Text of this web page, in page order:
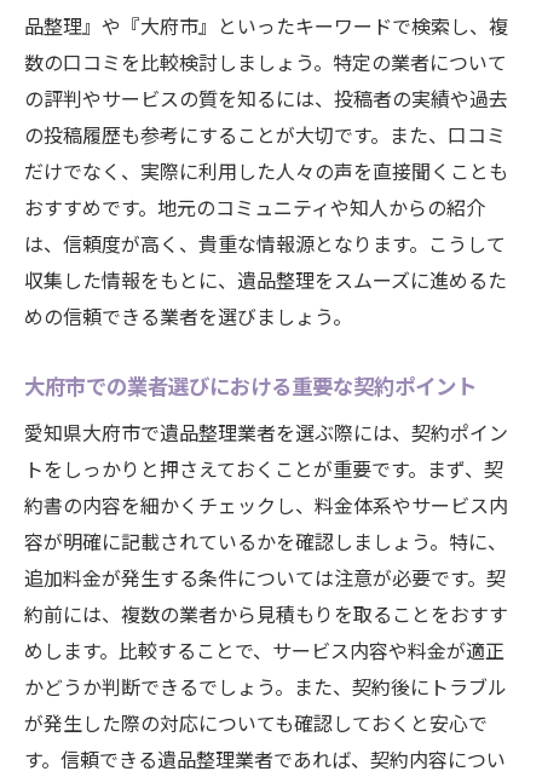
品整理』や『大府市』といったキーワードで検索し、複
数の口コミを比較検討しましょう。特定の業者について
の評判やサービスの質を知るには、投稿者の実績や過去
の投稿履歴も参考にすることが大切です。また、口コミ
だけでなく、実際に利用した人々の声を直接聞くことも
おすすめです。地元のコミュニティや知人からの紹介
は、信頼度が高く、貴重な情報源となります。こうして
収集した情報をもとに、遺品整理をスムーズに進めるた
めの信頼できる業者を選びましょう。
大府市での業者選びにおける重要な契約ポイント
愛知県大府市で遺品整理業者を選ぶ際には、契約ポイン
トをしっかりと押さえておくことが重要です。まず、契
約書の内容を細かくチェックし、料金体系やサービス内
容が明確に記載されているかを確認しましょう。特に、
追加料金が発生する条件については注意が必要です。契
約前には、複数の業者から見積もりを取ることをおすす
めします。比較することで、サービス内容や料金が適正
かどうか判断できるでしょう。また、契約後にトラブル
が発生した際の対応についても確認しておくと安心で
す。信頼できる遺品整理業者であれば、契約内容につい